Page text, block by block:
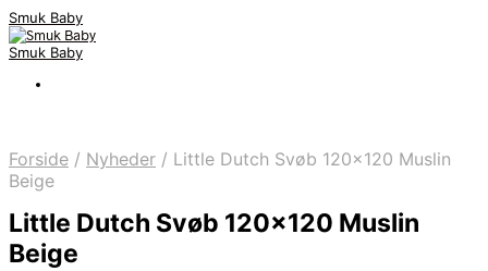
Smuk Baby
Smuk Baby
Forside / Nyheder / Little Dutch Svøb 120×120 Muslin
Beige
Little Dutch Svøb 120×120 Muslin
Beige